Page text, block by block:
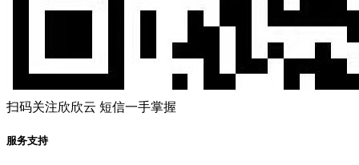
扫码关注欣欣云 短信一手掌握
服务支持